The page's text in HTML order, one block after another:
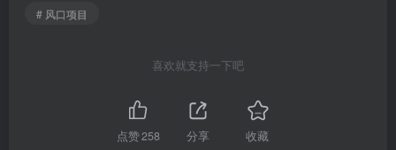
# 风口项目
喜欢就支持一下吧
点赞258 分享 收藏